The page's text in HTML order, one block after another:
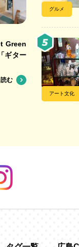
ギター
む
グルメ
アート文化